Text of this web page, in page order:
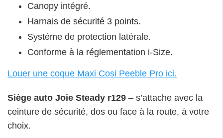
Canopy intégré.
Harnais de sécurité 3 points.
Système de protection latérale.
Conforme à la réglementation i-Size.
Louer une coque Maxi Cosi Peeble Pro ici.
Siège auto Joie Steady r129 – s’attache avec la
ceinture de sécurité, dos ou face à la route, à votre
choix.